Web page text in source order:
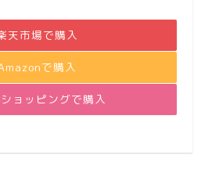
天市場で購入
で購入
ョッピングで購入